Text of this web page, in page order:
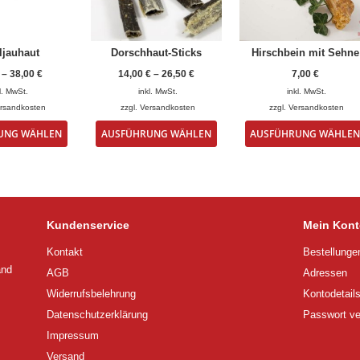
38,00 €
MwSt.
WÄHLEN
Dieses
Produkt
auf.
Optionen
können
der
Produktseite
werden
Dorschhaut-Sticks
14,00 €– 26,50 €
inkl. MwSt.
zzgl. Versandkosten
AUSFÜHRUNG WÄHLEN
Dieses
Produkt
auf.
Hirschbein mit Sehne
7,00 €
inkl. MwSt.
zzgl.Versandkosten
AUSFÜHRUNG WÄHLEN
Kundenservice
Kontakt
AGB
Widerrufsbelehrung
Datenschutzerklärung
Impressum
Versand
Mein
Adressen
Kontodetails
Passwort